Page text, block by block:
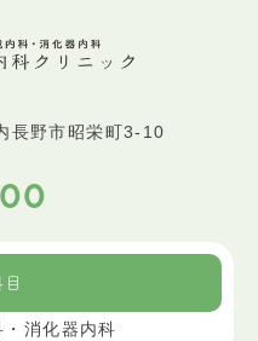
長野市昭栄町3-10
消化器内科